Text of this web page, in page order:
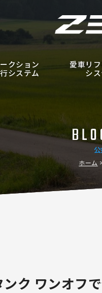
クション
システム
愛車リ
シ
ホーム
ク ワンオフ